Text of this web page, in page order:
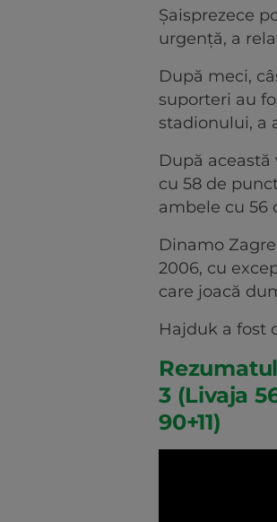
Şaisprezece
urgenţă, a
După meci,
suporteri au
stadionului, a
După
cu 58 de
ambele cu 56
Dinamo
2006, cu
care joacă
Hajduk a fost
3 (Livaja
90+11)